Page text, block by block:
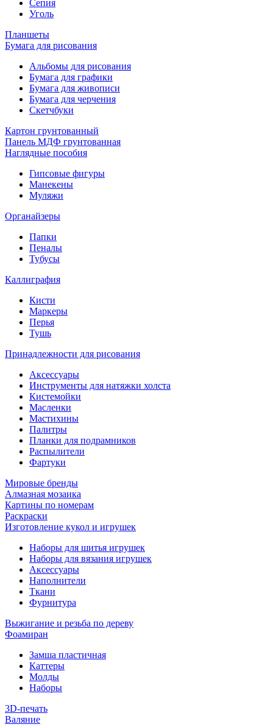
Сепия
Уголь
Планшеты
Бумага для рисования
Альбомы для рисования
Бумага для графики
Бумага для живописи
Бумага для черчения
Скетчбуки
Картон грунтованный
Панель МДФ грунтованная
Наглядные пособия
Гипсовые фигуры
Манекены
Муляжи
Органайзеры
Папки
Пеналы
Тубусы
Каллиграфия
Кисти
Маркеры
Перья
Тушь
Принадлежности для рисования
Аксессуары
Инструменты для натяжки холста
Кистемойки
Масленки
Мастихины
Палитры
Планки для подрамников
Распылители
Фартуки
Мировые бренды
Алмазная мозаика
Картины по номерам
Раскраски
Изготовление кукол и игрушек
Наборы для шитья игрушек
Наборы для вязания игрушек
Аксессуары
Наполнители
Ткани
Фурнитура
Выжигание и резьба по дереву
Фоамиран
Замша пластичная
Каттеры
Молды
Наборы
3D-печать
Валяние